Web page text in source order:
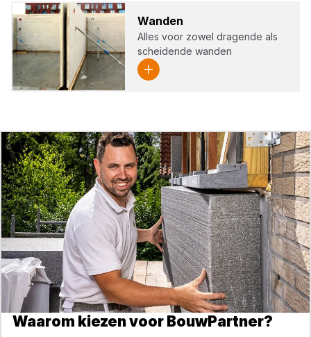
Wan­den
Alles voor zowel dragende als
scheidende wanden
Waarom kiezen voor BouwPartner?